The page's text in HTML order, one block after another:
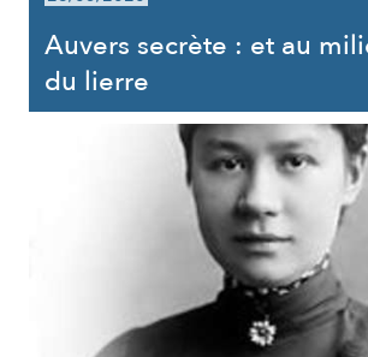
Auvers secrète : et au
du lierre